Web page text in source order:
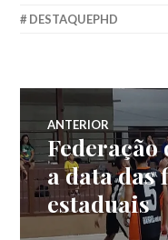
DESTAQUEPHD
ANTERIOR
Federação
a data das
estaduais